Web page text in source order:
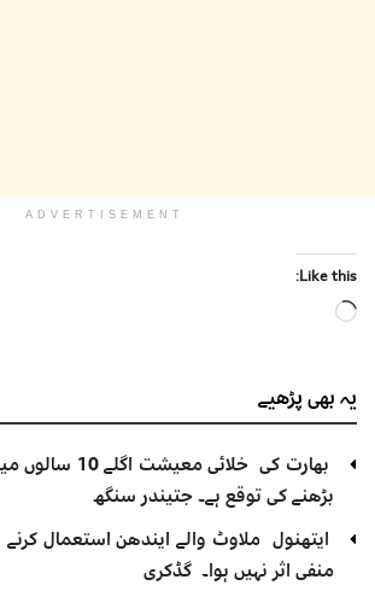
ADVERTISEMENT
Like this:
Loading…
یہ بھیپڑھیے
بڑھنے کی توقع ہے۔ جتیندر سنگھ
ایتھنول ملاوٹ والے ایندھن استعمال کرنے
منفی اثر نہیں ہوا۔ گڈکری